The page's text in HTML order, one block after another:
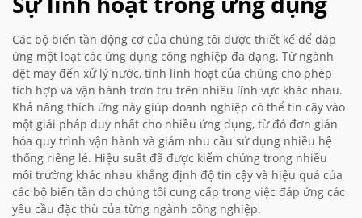
Các bộ biến tần động cơ của chúng tôi được thiết kế để đáp
ứng một loạt các ứng dụng công nghiệp đa dạng. Từ ngành
dệt may đến xử lý nước, tính linh hoạt của chúng cho phép
tích hợp và vận hành trơn tru trên nhiều lĩnh vực khác nhau.
Khả năng thích ứng này giúp doanh nghiệp có thể tin cậy vào
một giải pháp duy nhất cho nhiều ứng dụng, từ đó đơn giản
hóa quy trình vận hành và giảm nhu cầu sử dụng nhiều hệ
thống riêng lẻ. Hiệu suất đã được kiểm chứng trong nhiều
môi trường khác nhau khẳng định độ tin cậy và hiệu quả của
các bộ biến tần do chúng tôi cung cấp trong việc đáp ứng các
yêu cầu đặc thù của từng ngành công nghiệp.